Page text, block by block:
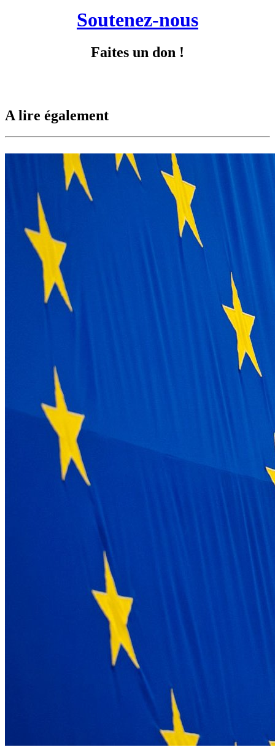
Soutenez-nous
Faites un don !
A lire également